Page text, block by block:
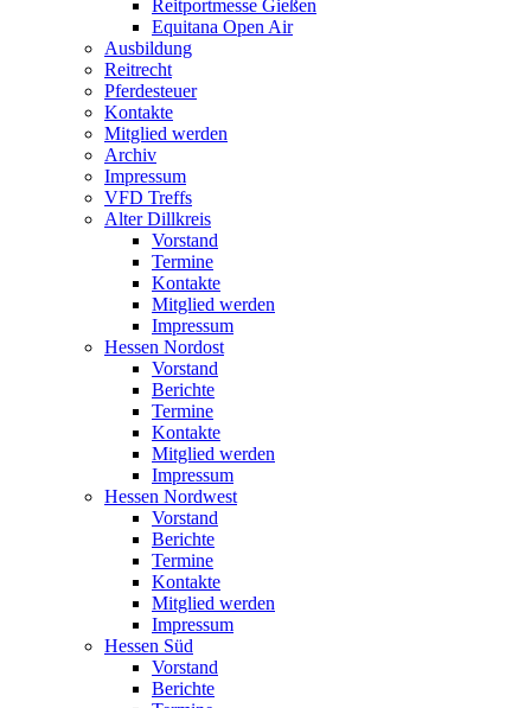
Reitportmesse Gießen
Equitana Open Air
Ausbildung
Reitrecht
Pferdesteuer
Kontakte
Mitglied werden
Archiv
Impressum
VFD Treffs
Alter Dillkreis
Vorstand
Termine
Kontakte
Mitglied werden
Impressum
Hessen Nordost
Vorstand
Berichte
Termine
Kontakte
Mitglied werden
Impressum
Hessen Nordwest
Vorstand
Berichte
Termine
Kontakte
Mitglied werden
Impressum
Hessen Süd
Vorstand
Berichte